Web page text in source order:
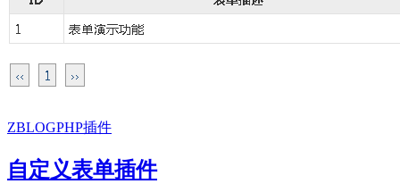
ZBLOGPHP插件
自定义表单插件